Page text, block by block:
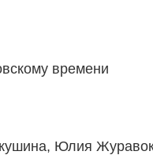
времени
Юлия